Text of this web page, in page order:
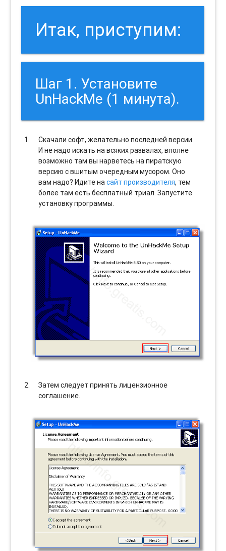
Итак, приступим:
Шаг 1. Установите
UnHackMe (1 минута).
Скачали софт, желательно последней версии.
И не надо искать на всяких развалах, вполне
возможно там вы нарветесь на пиратскую
версию с вшитым очередным мусором. Оно
вам надо? Идите насайт производителя, тем
более там есть бесплатный триал. Запустите
установку программы.
Затем следует принять лицензионное
соглашение.